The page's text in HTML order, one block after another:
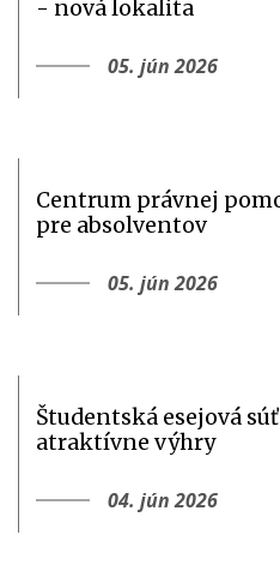
- nová lokalita
05. jún 2026
Centrum právnej
pre absolventov
05. jún 2026
Študentská esejová
atraktívne výhry
04. jún 2026